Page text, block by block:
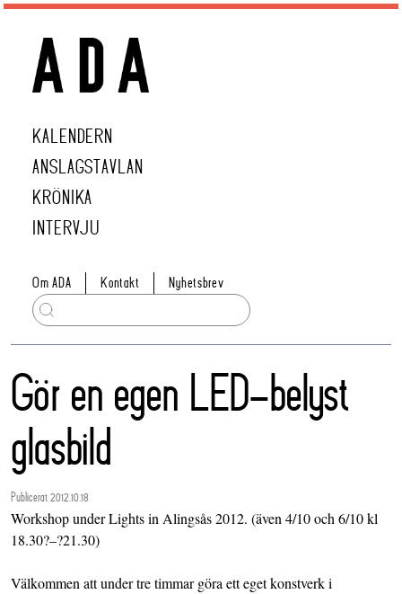
KALENDERN
ANSLAGSTAVLAN
KRÖNIKA
INTERVJU
Om ADA Kontakt Nyhetsbrev
Gör en egen LED-belyst
glasbild
Publicerat 2012.10.18
Workshop under Lights in Alingsås 2012. (även 4/10 och 6/10 kl
18.30?–?21.30)
Välkommen att under tre timmar göra ett eget konstverk i